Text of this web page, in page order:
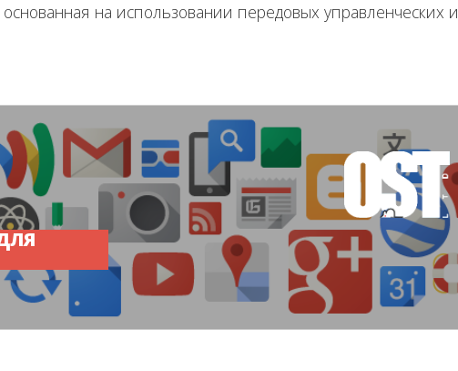
на использовании передовых управленческих и